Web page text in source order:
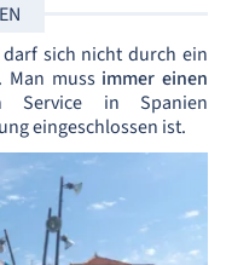
sich nicht durch ein
Man muss immer einen
Service in Spanien
eingeschlossen ist.